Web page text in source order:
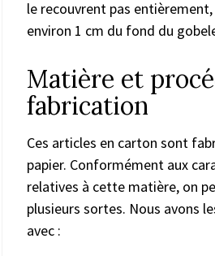
le recouvrent pas
environ 1 cm du fond du
Matière et
fabrication
Ces articles en carton sont
papier. Conformément aux
relatives à cette matière, on
plusieurs sortes. Nous avons
avec :